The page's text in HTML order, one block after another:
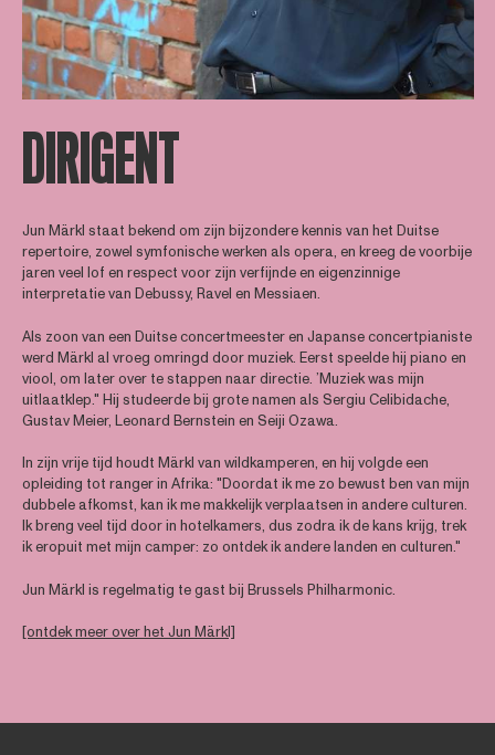
DIRIGENT
Jun Märkl staat bekend om zijn bijzondere kennis van het Duitse
repertoire, zowel symfonische werken als opera, en kreeg de voorbije
jaren veel lof en respect voor zijn verfijnde en eigenzinnige
interpretatie van Debussy, Ravel en Messiaen.
Als zoon van een Duitse concertmeester en Japanse concertpianiste
werd Märkl al vroeg omringd door muziek. Eerst speelde hij piano en
viool, om later over te stappen naar directie. ’Muziek was mijn
uitlaatklep." Hij studeerde bij grote namen als Sergiu Celibidache,
Gustav Meier, Leonard Bernstein en Seiji Ozawa.
In zijn vrije tijd houdt Märkl van wildkamperen, en hij volgde een
opleiding tot ranger in Afrika: "Doordat ik me zo bewust ben van mijn
dubbele afkomst, kan ik me makkelijk verplaatsen in andere culturen.
Ik breng veel tijd door in hotelkamers, dus zodra ik de kans krijg, trek
ik eropuit met mijn camper: zo ontdek ik andere landen en culturen."
Jun Märkl is regelmatig te gast bij Brussels Philharmonic.
[ontdek meer over het Jun Märkl]